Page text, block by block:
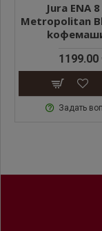
Jura ENA
Metropolitan
1199.00
Задать